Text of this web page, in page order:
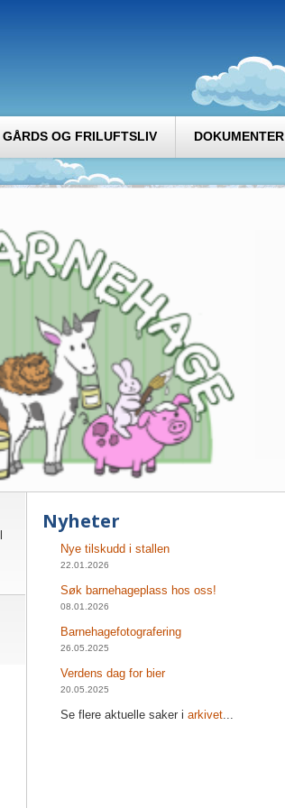
GÅRDS OG FRILUFTSLIV DOKUMENTER
Nyheter
Nye tilskudd i stallen
22.01.2026
Søk barnehageplass hos oss!
08.01.2026
Barnehagefotografering
26.05.2025
Verdens dag for bier
20.05.2025
Se flere aktuelle saker i arkivet...